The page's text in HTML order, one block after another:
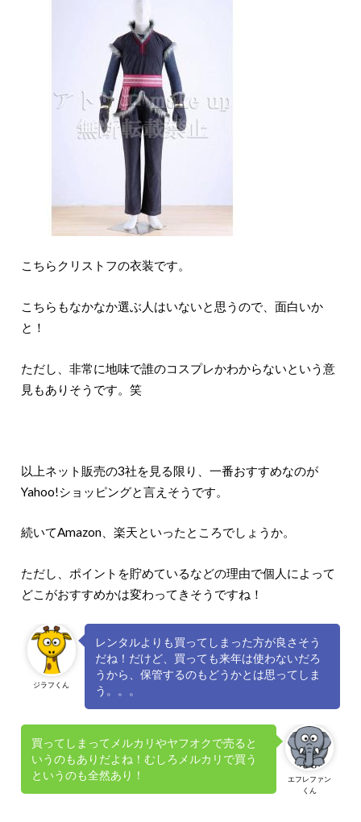
こちらクリストフの衣装です。
こちらもなかなか選ぶ人はいないと思うので、面白いか
と！
ただし、非常に地味で誰のコスプレかわからないという意
見もありそうです。笑
以上ネット販売の3社を見る限り、一番おすすめなのが
Yahoo!ショッピングと言えそうです。
続いてAmazon、楽天といったところでしょうか。
ただし、ポイントを貯めているなどの理由で個人によって
どこがおすすめかは変わってきそうですね！
ジラフくん
レンタルよりも買ってしまった方が良さそう
だね！だけど、買っても来年は使わないだろ
うから、保管するのもどうかとは思ってしま
う。。。
エフレファン
くん
買ってしまってメルカリやヤフオクで売ると
いうのもありだよね！むしろメルカリで買う
というのも全然あり！